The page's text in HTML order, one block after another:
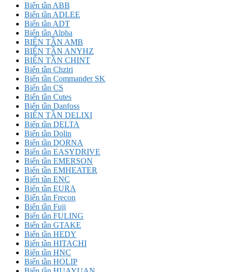
Biến tần ABB
Biến tần ADLEE
Biến tần ADT
Biến tần Alpha
BIẾN TẦN AMB
BIẾN TẦN ANYHZ
BIẾN TẦN CHINT
Biến tần Chziri
Biến tần Commander SK
Biến tần CS
Biến tần Cutes
Biến tần Danfoss
BIẾN TẦN DELIXI
Biến tần DELTA
Biến tần Dolin
Biến tần DORNA
Biến tần EASYDRIVE
Biến tần EMERSON
Biến tần EMHEATER
Biến tần ENC
Biến tần EURA
Biến tần Frecon
Biến tần Fuji
Biến tần FULING
Biến tần GTAKE
Biến tần HEDY
Biến tần HITACHI
Biến tần HNC
Biến tần HOLIP